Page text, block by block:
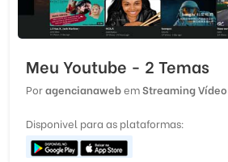
Meu Youtube - 2 Temas
PoragencianawebemStreaming Vídeo
Disponivel para as plataformas: